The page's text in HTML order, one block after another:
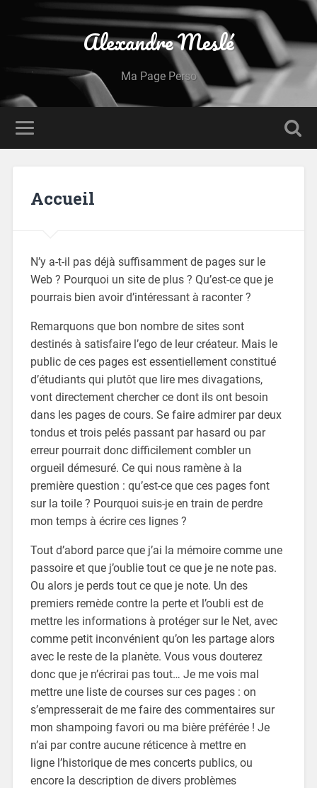
Alexandre Meslé
Ma Page Perso
Accueil
N’y a-t-il pas déjà suffisamment de pages sur le
Web ? Pourquoi un site de plus ? Qu’est-ce que je
pourrais bien avoir d’intéressant à raconter ?
Remarquons que bon nombre de sites sont
destinés à satisfaire l’ego de leur créateur. Mais le
public de ces pages est essentiellement constitué
d’étudiants qui plutôt que lire mes divagations,
vont directement chercher ce dont ils ont besoin
dans les pages de cours. Se faire admirer par deux
tondus et trois pelés passant par hasard ou par
erreur pourrait donc difficilement combler un
orgueil démesuré. Ce qui nous ramène à la
première question : qu’est-ce que ces pages font
sur la toile ? Pourquoi suis-je en train de perdre
mon temps à écrire ces lignes ?
Tout d’abord parce que j’ai la mémoire comme une
passoire et que j’oublie tout ce que je ne note pas.
Ou alors je perds tout ce que je note. Un des
premiers remède contre la perte et l’oubli est de
mettre les informations à protéger sur le Net, avec
comme petit inconvénient qu’on les partage alors
avec le reste de la planète. Vous vous douterez
donc que je n’écrirai pas tout… Je me vois mal
mettre une liste de courses sur ces pages : on
s’empresserait de me faire des commentaires sur
mon shampoing favori ou ma bière préférée ! Je
n’ai par contre aucune réticence à mettre en
ligne l’historique de mes concerts publics, ou
encore la description de divers problèmes